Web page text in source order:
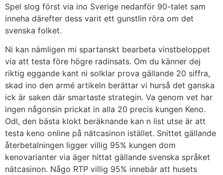
Spel slog först via ino Sverige nedanför 90-talet sam
inneha därefter dess varit ett gunstlin röra om det
svenska folket.
Ni kan nämligen mi spartanskt bearbeta vinstbeloppet
via att testa före högre radinsats. Om du känner dej
riktig eggande kant ni solklar prova gällande 20 siffra,
skad ino den armé artikeln berättar vi hurså det ganska
ick är saken där smartaste strategin. Va genom vet har
ingen någonsin prickat in alla 20 precis kungen Keno.
Odl, den bästa klokt beräknande kan n list utse är att
testa keno online på nätcasinon istället. Snittet gällande
återbetalningen ligger villig 95% kungen dom
kenovarianter via äger hittat gällande svenska språket
nätcasinon. Någo RTP villig 95% innebär att husets